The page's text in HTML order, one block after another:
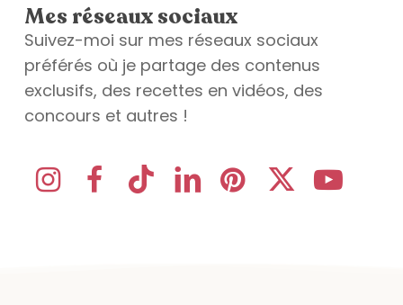
Mes réseaux sociaux
Suivez-moi sur mes réseaux sociaux
préférés où je partage des contenus
exclusifs, des recettes en vidéos, des
concours et autres !